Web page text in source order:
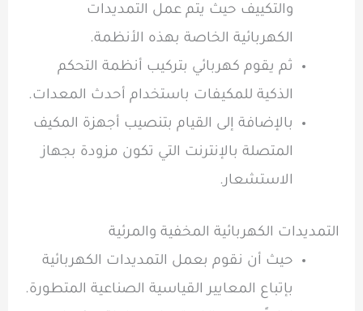
والتكييف حيث يتم عمل التمديدات
الكهربائية الخاصة بهذه الأنظمة.
ثم يقوم كهربائي بتركيب أنظمة التحكم
الذكية للمكيفات باستخدام أحدث المعدات.
بالإضافة إلى القيام بتنصيب أجهزة المكيف
المتصلة بالإنترنت التي تكون مزودة بجهاز
الاستشعار.
التمديدات الكهربائية المخفية والمرئية
حيث أن نقوم بعمل التمديدات الكهربائية
بإتباع المعايير القياسية الصناعية المتطورة.